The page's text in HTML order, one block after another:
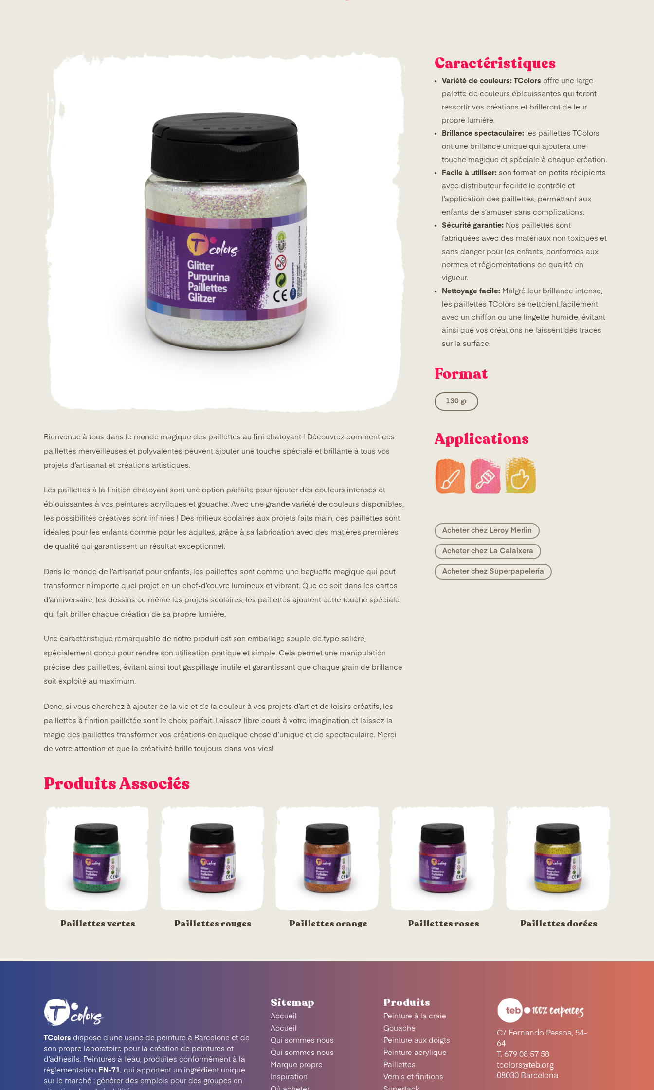
Bienvenue à tous dans le monde magique des paillettes au fini chatoyant ! Découvrez comment ces
paillettes merveilleuses et polyvalentes peuvent ajouter une touche spéciale et brillante à tous vos
projets d’artisanat et créations artistiques.
Les paillettes à la finition chatoyant sont une option parfaite pour ajouter des couleurs intenses et
éblouissantes à vos peintures acryliques et gouache. Avec une grande variété de couleurs disponibles,
les possibilités créatives sont infinies ! Des milieux scolaires aux projets faits main, ces paillettes sont
idéales pour les enfants comme pour les adultes, grâce à sa fabrication avec des matières premières
de qualité qui garantissent un résultat exceptionnel.
Dans le monde de l’artisanat pour enfants, les paillettes sont comme une baguette magique qui peut
transformer n’importe quel projet en un chef-d’œuvre lumineux et vibrant. Que ce soit dans les cartes
d’anniversaire, les dessins ou même les projets scolaires, les paillettes ajoutent cette touche spéciale
qui fait briller chaque création de sa propre lumière.
Une caractéristique remarquable de notre produit est son emballage souple de type salière,
spécialement conçu pour rendre son utilisation pratique et simple. Cela permet une manipulation
précise des paillettes, évitant ainsi tout gaspillage inutile et garantissant que chaque grain de brillance
soit exploité au maximum.
Donc, si vous cherchez à ajouter de la vie et de la couleur à vos projets d’art et de loisirs créatifs, les
paillettes à finition pailletée sont le choix parfait. Laissez libre cours à votre imagination et laissez la
magie des paillettes transformer vos créations en quelque chose d’unique et de spectaculaire. Merci
de votre attention et que la créativité brille toujours dans vos vies!
Caractéristiques
Variété de couleurs: TColors offre une large
palette de couleurs éblouissantes qui feront
ressortir vos créations et brilleront de leur
propre lumière.
Brillance spectaculaire:les paillettes TColors
ont une brillance unique qui ajoutera une
touche magique et spéciale à chaque création.
Facile à utiliser:son format en petits récipients
avec distributeur facilite le contrôle et
l’application des paillettes, permettant aux
enfants de s’amuser sans complications.
Sécurité garantie:Nos paillettes sont
fabriquées avec des matériaux non toxiques et
sans danger pour les enfants, conformes aux
normes et réglementations de qualité en
vigueur.
Nettoyage facile:Malgré leur brillance intense,
les paillettes TColors se nettoient facilement
avec un chiffon ou une lingette humide, évitant
ainsi que vos créations ne laissent des traces
sur la surface.
Format
130 gr
Applications
Acheter chez Leroy Merlin
Acheter chez La Calaixera
Acheter chez Superpapelería
Produits Associés
Paillettes vertes Paillettes rouges Paillettes orange Paillettes roses Paillettes dorées
TColors dispose d’une usine de peinture à Barcelone et de
son propre laboratoire pour la création de peintures et
d’adhésifs. Peintures à l’eau, produites conformément à la
réglementation EN-71 , qui apportent un ingrédient unique
sur le marché : générer des emplois pour des groupes en
Sitemap
Accueil
Accueil
Qui sommes nous
Qui sommes nous
Marque propre
Inspiration
Produits
Peinture à la craie
Gouache
Peinture aux doigts
Peinture acrylique
Paillettes
Vernis et finitions
C/ Fernando Pessoa, 54-
64
T. 679 08 57 58
tcolors@teb.org
08030 Barcelona